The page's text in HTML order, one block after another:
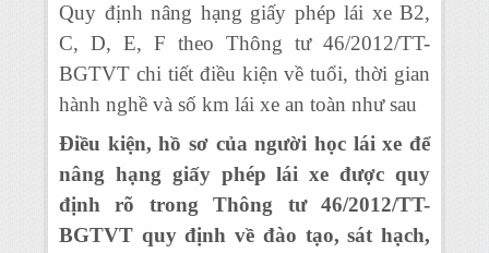
Quy định nâng hạng giấy phép lái xe B2,
C, D, E, F theo Thông tư 46/2012/TT-
BGTVT chi tiết điều kiện về tuổi, thời gian
hành nghề và số km lái xe an toàn như sau
Điều kiện, hồ sơ của người học lái xe để
nâng hạng giấy phép lái xe được quy
định rõ trong Thông tư 46/2012/TT-
BGTVT quy định về đào tạo, sát hạch,